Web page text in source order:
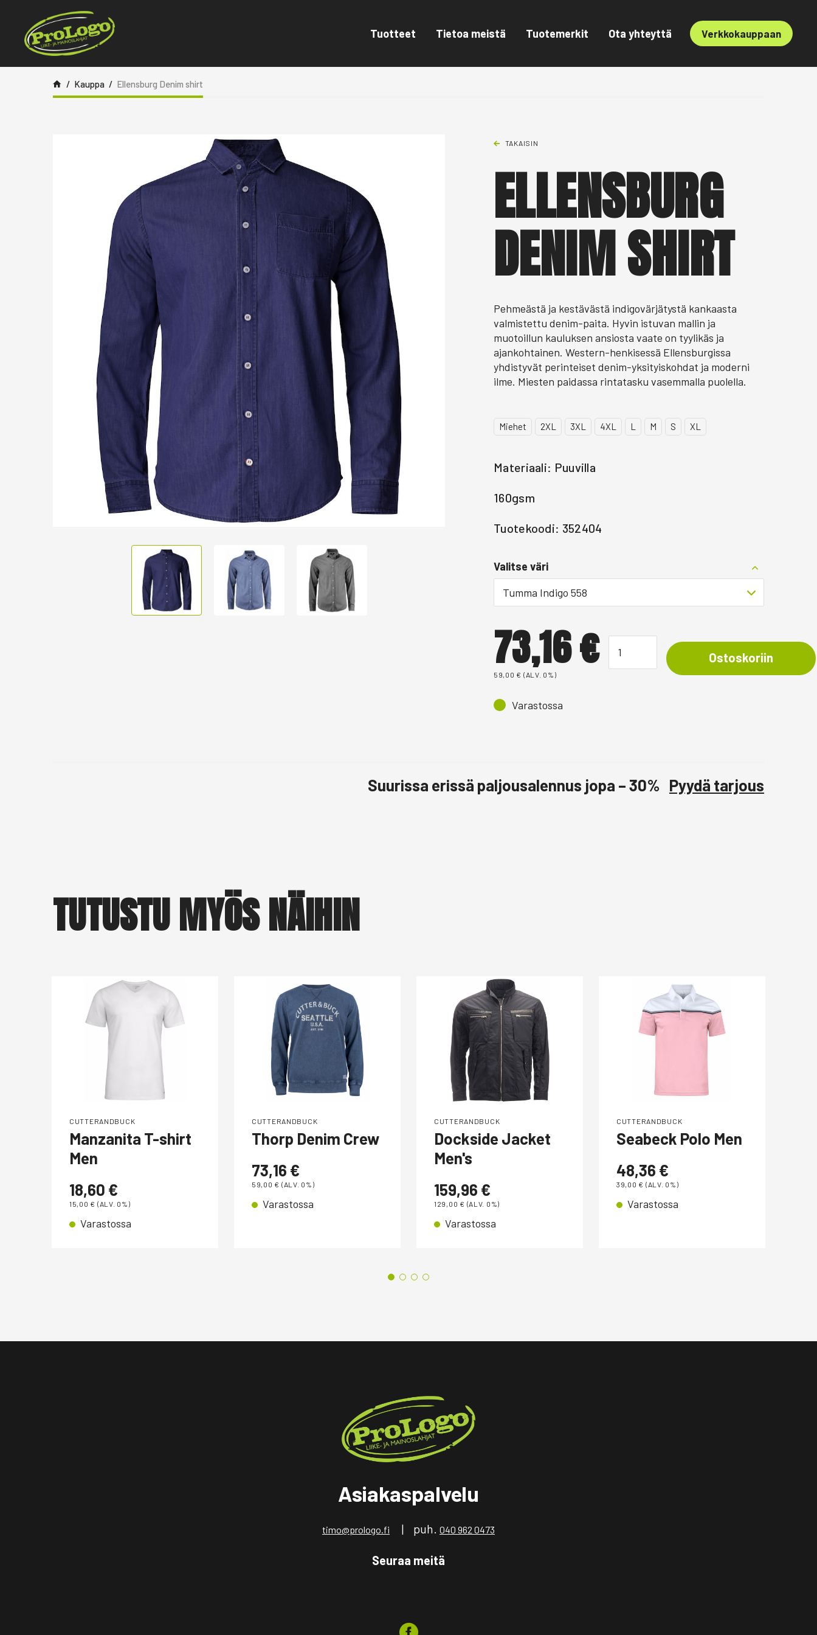
Tuotteet
Tietoa meistä Tuotemerkit Ota yhteyttä Verkkokauppaan
Kauppa Ellensburg Denim shirt
TAKAISIN
ELLENSBURG
DENIM SHIRT
Pehmeästä ja kestävästä indigovärjätystä kankaasta
valmistettu denim-paita. Hyvin istuvan mallin ja
muotoillun kauluksen ansiosta vaate on tyylikäs ja
ajankohtainen. Western-henkisessä Ellensburgissa
yhdistyvät perinteiset denim-yksityiskohdat ja moderni
ilme. Miesten paidassa rintatasku vasemmalla puolella.
Miehet 2XL 3XL 4XL L M S XL
Materiaali: Puuvilla
160gsm
Tuotekoodi: 352404
Valitse väri
Tumma Indigo 558
73,16€
59,00 € (ALV. 0%)
Ostoskoriin
Varastossa
Suurissa erissä paljousalennus jopa – 30% Pyydä tarjous
TUTUSTU MYÖS NÄIHIN
CUTTERANDBUCK
Manzanita T-shirt
Men
18,60 €
15,00 € (ALV. 0%)
Varastossa
CUTTERANDBUCK
Thorp Denim Crew
73,16 €
59,00 € (ALV. 0%)
Varastossa
CUTTERANDBUCK
Dockside Jacket
Men's
159,96 €
129,00 € (ALV. 0%)
Varastossa
CUTTERANDBUCK
Seabeck Polo Men
48,36 €
39,00 € (ALV. 0%)
Varastossa
Asiakaspalvelu
timo@prologo.fi | puh. 040 962 0473
Seuraa meitä